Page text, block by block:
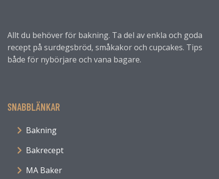
Allt du behöver för bakning. Ta del av enkla och goda
recept på surdegsbröd, småkakor och cupcakes. Tips
både för nybörjare och vana bagare.
SNABBLÄNKAR
Bakning
Bakrecept
MA Baker